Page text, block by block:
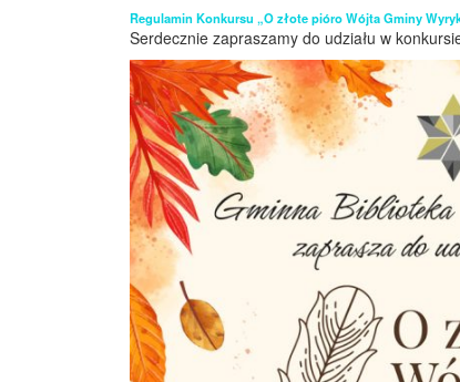
Regulamin Konkursu „O złote pióro Wójta Gminy
Serdecznie zapraszamy do udziału w